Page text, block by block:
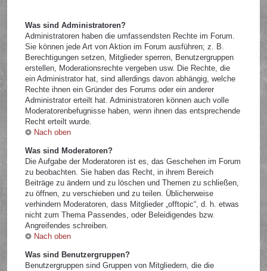
Was sind Administratoren?
Administratoren haben die umfassendsten Rechte im Forum.
Sie können jede Art von Aktion im Forum ausführen; z. B.
Berechtigungen setzen, Mitglieder sperren, Benutzergruppen
erstellen, Moderationsrechte vergeben usw. Die Rechte, die
ein Administrator hat, sind allerdings davon abhängig, welche
Rechte ihnen ein Gründer des Forums oder ein anderer
Administrator erteilt hat. Administratoren können auch volle
Moderatorenbefugnisse haben, wenn ihnen das entsprechende
Recht erteilt wurde.
Nach oben
Was sind Moderatoren?
Die Aufgabe der Moderatoren ist es, das Geschehen im Forum
zu beobachten. Sie haben das Recht, in ihrem Bereich
Beiträge zu ändern und zu löschen und Themen zu schließen,
zu öffnen, zu verschieben und zu teilen. Üblicherweise
verhindern Moderatoren, dass Mitglieder „offtopic“, d. h. etwas
nicht zum Thema Passendes, oder Beleidigendes bzw.
Angreifendes schreiben.
Nach oben
Was sind Benutzergruppen?
Benutzergruppen sind Gruppen von Mitgliedern, die die